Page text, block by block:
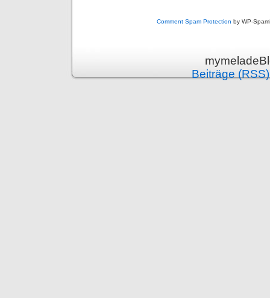
Comment Spam Protection by WP-
Beiträge (RSS)